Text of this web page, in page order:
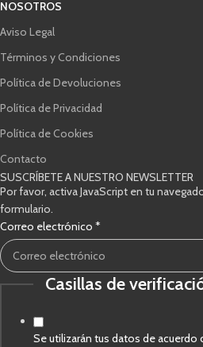
NOSOTROS
Aviso Legal
Términos y Condiciones
Política de Devoluciones
Política de Privacidad
Política de Cookies
Contacto
SUSCRÍBETE A NUESTRO NEWSLETTER
Por favor, activa JavaScript en tu
formulario.
Correo
verificación
electrónico
Correo electrónico *
Casillas de
Se utilizarán tus datos de acuerdo